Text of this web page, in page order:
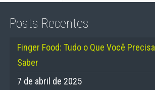
Posts Recentes
Finger Food: Tudo o Que Você Precisa
Saber
7 de abril de 2025